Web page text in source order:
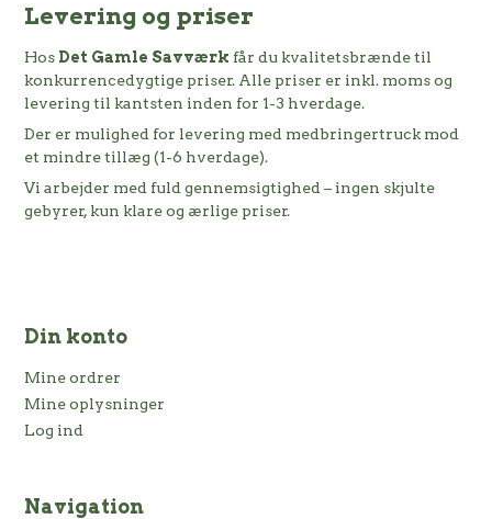
Levering og priser
Hos Det Gamle Savværk får du kvalitetsbrænde til
konkurrencedygtige priser. Alle priser er inkl. moms og
levering til kantsten inden for 1-3 hverdage.
Der er mulighed for levering med medbringertruck mod
et mindre tillæg (1-6 hverdage).
Vi arbejder med fuld gennemsigtighed – ingen skjulte
gebyrer, kun klare og ærlige priser.
Din konto
Mine ordrer
Mine oplysninger
Log ind
Navigation